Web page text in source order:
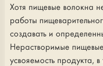
Хотя пищевые волокна
работы
создавать и
Нерастворимые
усвояемость продукта,